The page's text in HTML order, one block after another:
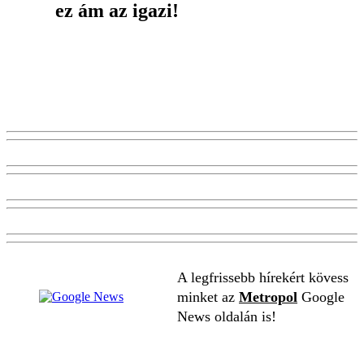
ez ám az igazi!
A legfrissebb hírekért kövess
minket az Metropol Google
News oldalán is!